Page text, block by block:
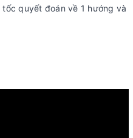
quyết đoán về 1 hướng và